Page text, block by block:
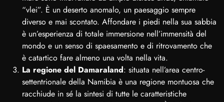
“vlei”. È un deserto anomalo, un paesaggio sempre
diverso e mai scontato. Affondare i piedi nella sua sabbia
è un’esperienza di totale immersione nell’immensità del
mondo e un senso di spaesamento e di ritrovamento che
è catartico fare almeno una volta nella vita.
La regione del Damaraland: situata nell’area centro-
settentrionale della Namibia è una regione montuosa che
racchiude in sé la sintesi di tutte le caratteristiche